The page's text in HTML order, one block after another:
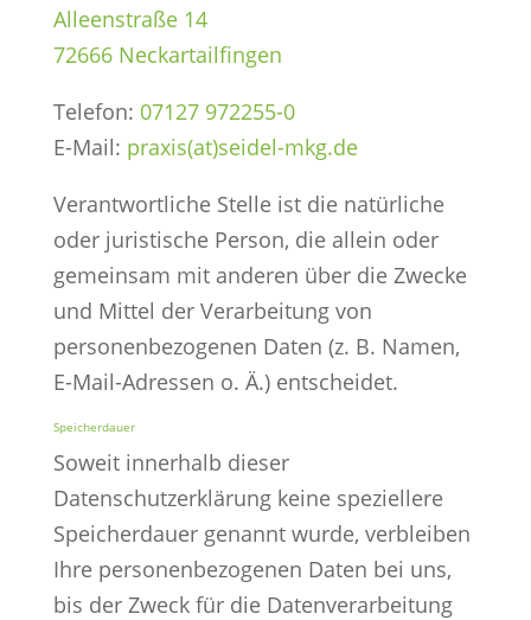
Alleenstraße 14
72666 Neckartailfingen
Telefon: 07127 972255-0
E-Mail: praxis(at)seidel-mkg.de
Verantwortliche Stelle ist die natürliche
oder juristische Person, die allein oder
gemeinsam mit anderen über die Zwecke
und Mittel der Verarbeitung von
personenbezogenen Daten (z. B. Namen,
E-Mail-Adressen o. Ä.) entscheidet.
Speicherdauer
Soweit innerhalb dieser
Datenschutzerklärung keine speziellere
Speicherdauer genannt wurde, verbleiben
Ihre personenbezogenen Daten bei uns,
bis der Zweck für die Datenverarbeitung